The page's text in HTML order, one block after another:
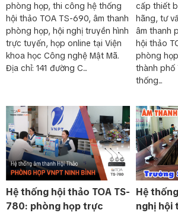
Với hệ thống hội thảo có dây
cuộc các mạng trong giải pháp hệ
hội thảo kỹ thuật số trên toàn thế
thanh hội nghị Dicentis của hãng
thanh hội thảo hiện đại đầu tiên trên
năng tương tác cao với người dùng.
phòng họp hội nghị truyền hình trực tuyến
phủ.
Trải nghiệm thực tế hệ thống hội thảo
gồm:
Bộ điều khiển trung tâm và cấp
APS2
Hộp đại biểu có dây cơ sở DCNM-D
Micro định hướng cao DCNM-HDMIC
phòng họp, thi công hệ thống
hội thảo TOA TS-690, âm thanh
phòng họp, hội nghị truyền hình
trực tuyến, họp online tại Viện
khoa học Công nghệ Mật Mã.
Địa chỉ: 141 đường C...
cấp thiết
hãng, tư
âm thanh
hội thảo
phòng
thành phố
thống...
Hệ thống hội thảo TOA TS-
780: phòng họp trực
Hệ
nghị hội